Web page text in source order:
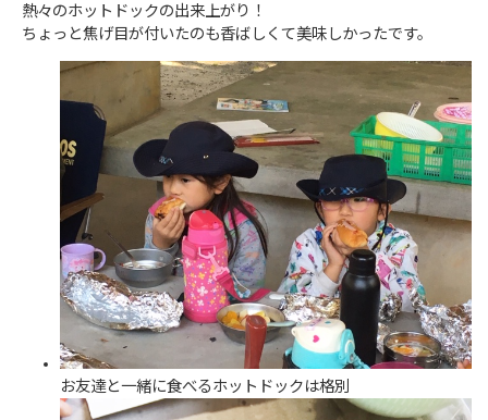
熱々のホットドックの出来上がり！
ちょっと焦げ目が付いたのも香ばしくて美味しかったです。
お友達と一緒に食べるホットドックは格別